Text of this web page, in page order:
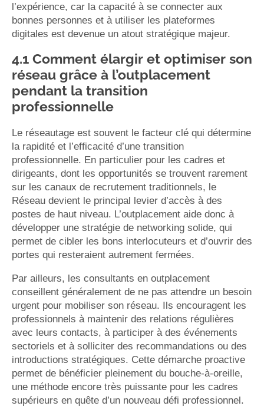
l’expérience, car la capacité à se connecter aux
bonnes personnes et à utiliser les plateformes
digitales est devenue un atout stratégique majeur.
4.1 Comment élargir et optimiser son
réseau grâce à l’outplacement
pendant la transition
professionnelle
Le réseautage est souvent le facteur clé qui détermine
la rapidité et l’efficacité d’une transition
professionnelle. En particulier pour les cadres et
dirigeants, dont les opportunités se trouvent rarement
sur les canaux de recrutement traditionnels, le
Réseau devient le principal levier d’accès à des
postes de haut niveau. L’outplacement aide donc à
développer une stratégie de networking solide, qui
permet de cibler les bons interlocuteurs et d’ouvrir des
portes qui resteraient autrement fermées.
Par ailleurs, les consultants en outplacement
conseillent généralement de ne pas attendre un besoin
urgent pour mobiliser son réseau. Ils encouragent les
professionnels à maintenir des relations régulières
avec leurs contacts, à participer à des événements
sectoriels et à solliciter des recommandations ou des
introductions stratégiques. Cette démarche proactive
permet de bénéficier pleinement du bouche-à-oreille,
une méthode encore très puissante pour les cadres
supérieurs en quête d’un nouveau défi professionnel.